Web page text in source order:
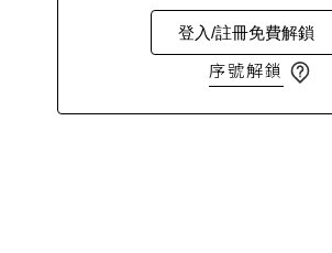
登入/註冊免費解鎖
序號解鎖